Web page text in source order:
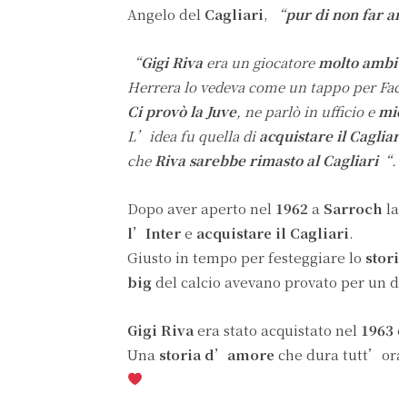
Angelo del Cagliari, “pur di non far
“Gigi Riva era un giocatore molto
Herrera lo vedeva come un tappo per
Ci provò la Juve, ne parlò in ufficio e
L’idea fu quella diacquistare il
che Riva sarebbe rimasto al Cagliari“.
Dopo aver aperto nel 1962 a Sarroch
l’Intere acquistare il Cagliari.
Giusto in tempo per festeggiare lo
big del calcio avevano provato per un
Gigi Riva era stato acquistato nel 1963
Una storia d’amore che dura